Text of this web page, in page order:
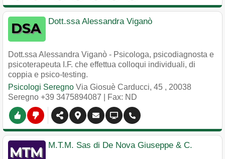
Dott.ssa Alessandra Viganò
Dott.ssa Alessandra Viganò - Psicologa, psicodiagnosta e
psicoterapeuta I.F. che effettua colloqui individuali, di
coppia e psico-testing.
Psicologi Seregno Via Giosuè Carducci, 45 , 20038
Seregno +39 3475894087 | Fax: ND
M.T.M. Sas di De Nova Giuseppe & C.